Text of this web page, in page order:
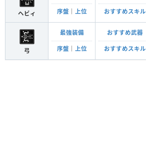
ヘビィ 序盤 上位 おすすめスキル
弓
最強装備
序盤 上位
おすすめ武器
おすすめスキル